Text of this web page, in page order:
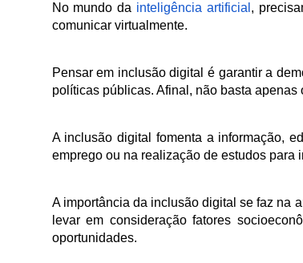
No mundo da inteligência artificial ,
comunicar virtualmente.
Pensar em inclusão digital é garantir a
políticas públicas. Afinal, não basta
A inclusão digital fomenta a informação,
emprego ou na realização de estudos para
A importância da inclusão digital se faz na
levar em consideração fatores
oportunidades.